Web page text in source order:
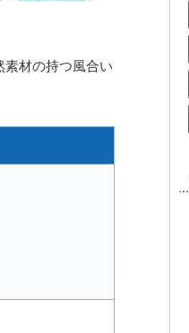
材の持つ風合い